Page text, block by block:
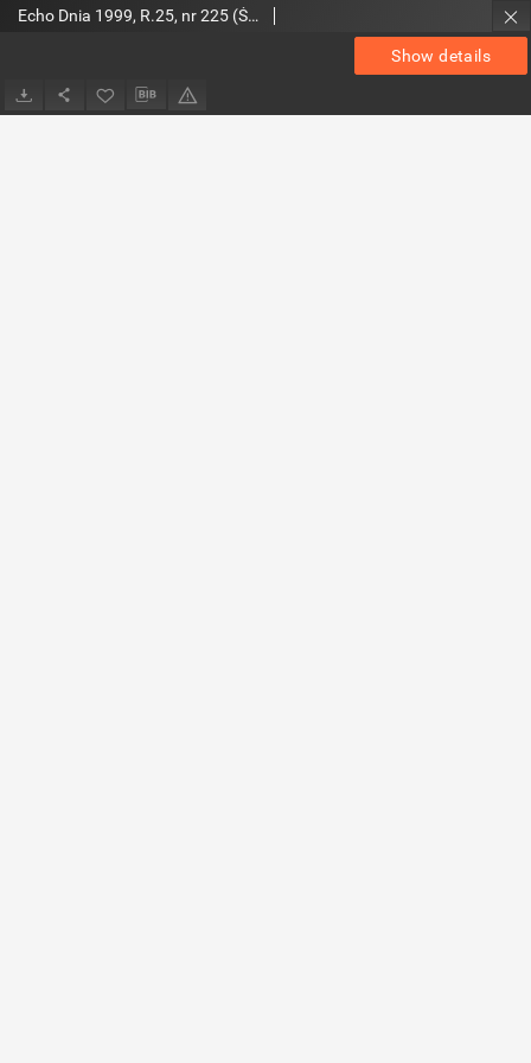
Show details
Echo Dnia 1999, R.25, nr 225 (Świętokrzyskie 2)